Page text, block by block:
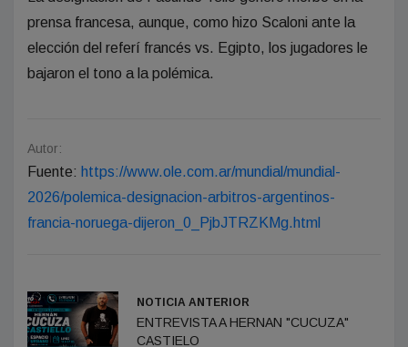
prensa francesa, aunque, como hizo Scaloni ante la
elección del referí francés vs. Egipto, los jugadores le
bajaron el tono a la polémica.
Autor:
Fuente: https://www.ole.com.ar/mundial/mundial-
2026/polemica-designacion-arbitros-argentinos-
francia-noruega-dijeron_0_PjbJTRZKMg.html
NOTICIA ANTERIOR
ENTREVISTA A HERNAN "CUCUZA"
CASTIELO